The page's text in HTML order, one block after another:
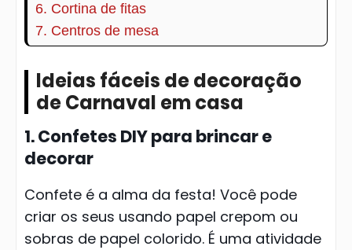
6. Cortina de fitas
7. Centros de mesa
Ideias fáceis de decoração
de Carnaval em casa
1. Confetes DIY para brincar e
decorar
Confete é a alma da festa! Você pode
criar os seus usando papel crepom ou
sobras de papel colorido. É uma atividade